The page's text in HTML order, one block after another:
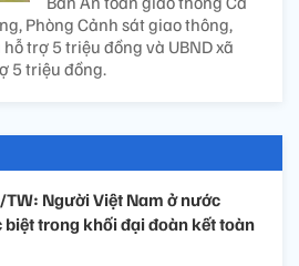
Phòng Cảnh sát giao thông,
trợ 5 triệu đồng và UBND xã
5 triệu đồng.
TW: Người Việt Nam ở nước
biệt trong khối đại đoàn kết toàn